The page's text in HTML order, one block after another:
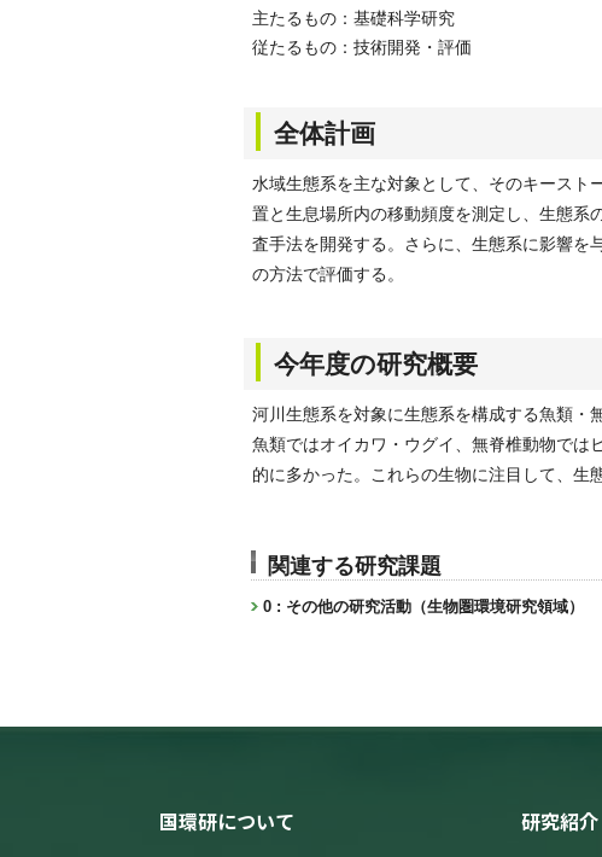
主たるもの：基礎科学研究
従たるもの：技術開発・評価
全体計画
水域生態系を主な対象として、そのキースト
置と生息場所内の移動頻度を測定し、生態系
査手法を開発する。さらに、生態系に影響を
の方法で評価する。
今年度の研究概要
河川生態系を対象に生態系を構成する魚類・
魚類ではオイカワ・ウグイ、無脊椎動物では
的に多かった。これらの生物に注目して、生
関連する研究課題
0 : その他の研究活動（生物圏環境研究領域）
国環研について 研究紹介